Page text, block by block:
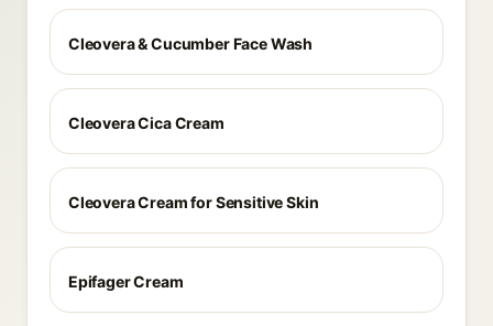
Cleovera & Cucumber Face Wash
Cleovera Cica Cream
Cleovera Cream for Sensitive Skin
Epifager Cream